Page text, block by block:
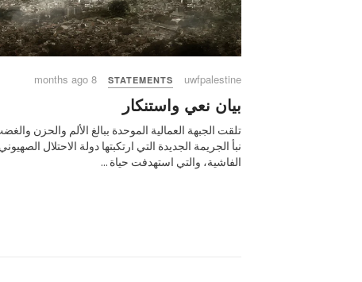
uwfpalestine
STATEMENTS
8 months ago
بيان نعي واستنكار
تلقت الجبهة العمالية الموحدة ببالغ الألم والحزن
نبأ الجريمة الجديدة التي ارتكبتها دولة الاحتلال الصهيوني
الفاشية، والتي استهدفت حياة ...